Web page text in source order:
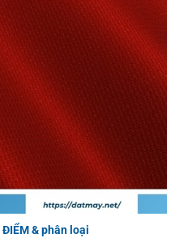
& phân loại